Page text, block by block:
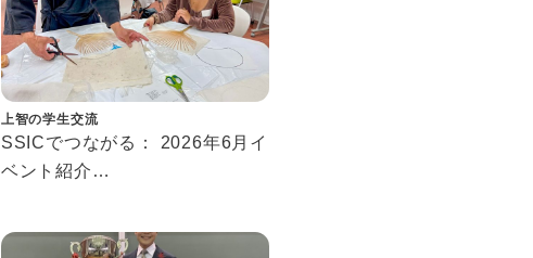
上智の学生交流
SSICでつながる： 2026年6月イ
ベント紹介
2026 Events